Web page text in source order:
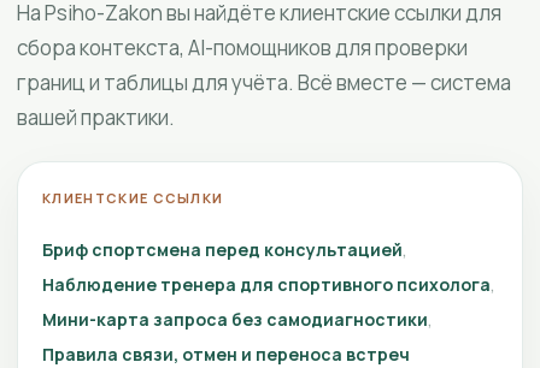
На Psiho-Zakon вы найдёте клиентские ссылки для
сбора контекста, AI-помощников для проверки
границ и таблицы для учёта. Всё вместе — система
вашей практики.
КЛИЕНТСКИЕ ССЫЛКИ
Бриф спортсмена перед консультацией
Наблюдение тренера для спортивного психолога
Мини-карта запроса без самодиагностики
Правила связи, отмен и переноса встреч